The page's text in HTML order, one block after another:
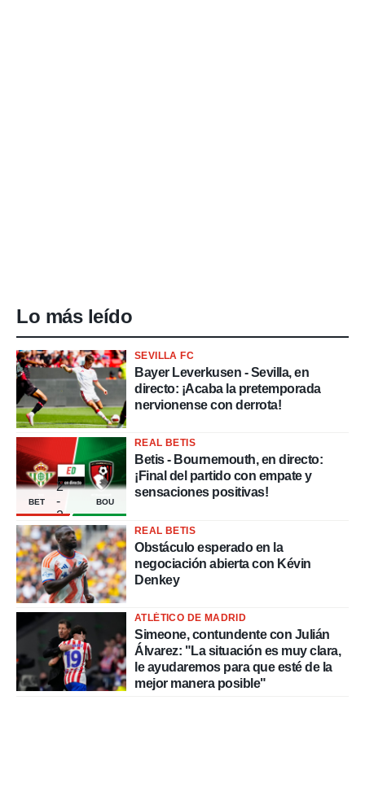
Lo más leído
SEVILLA FC
Bayer Leverkusen - Sevilla, en
directo: ¡Acaba la pretemporada
nervionense con derrota!
BET
2
-
2
BOU
REAL BETIS
Betis - Bournemouth, en directo:
¡Final del partido con empate y
sensaciones positivas!
REAL BETIS
Obstáculo esperado en la
negociación abierta con Kévin
Denkey
ATLÉTICO DE MADRID
Simeone, contundente con Julián
Álvarez: "La situación es muy clara,
le ayudaremos para que esté de la
mejor manera posible"